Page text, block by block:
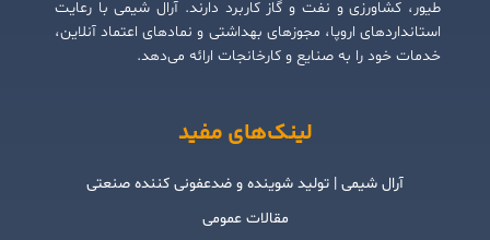
طیور، کشاورزی و نفت و گاز کاربرد دارند. آرال شیمی با رعایت
استانداردهای اروپا، مجوزهای بهداشتی و نمادهای اعتماد آنلاین،
خدمات خود را به صنایع و کارخانجات ارائه می‌دهد.
لینک‌های مفید
آرال شیمی | تولید شوینده و ضدعفونی کننده صنعتی
مقالات عمومی